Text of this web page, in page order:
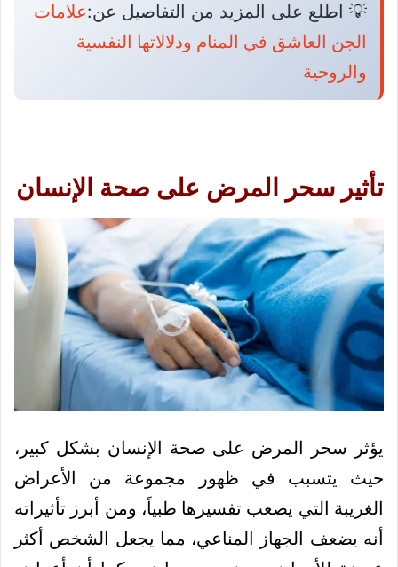
💡 اطلع على المزيد من التفاصيل عن:علامات
الجن العاشق في المنام ودلالاتها النفسية
والروحية
تأثير سحر المرض على صحة الإنسان
يؤثر سحر المرض على صحة الإنسان بشكل كبير،
حيث يتسبب في ظهور مجموعة من الأعراض
الغريبة التي يصعب تفسيرها طبياً، ومن أبرز تأثيراته
أنه يضعف الجهاز المناعي، مما يجعل الشخص أكثر